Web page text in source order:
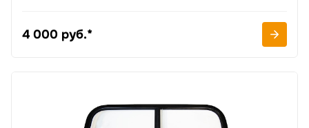
4 000 руб.*